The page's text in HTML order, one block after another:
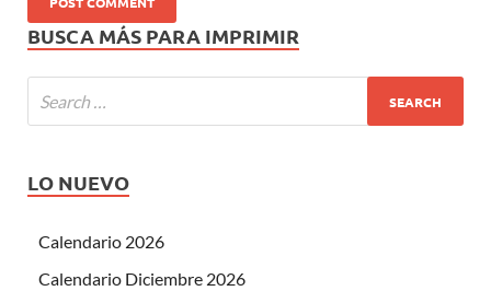
BUSCA MÁS PARA IMPRIMIR
LO NUEVO
Calendario 2026
Calendario Diciembre 2026